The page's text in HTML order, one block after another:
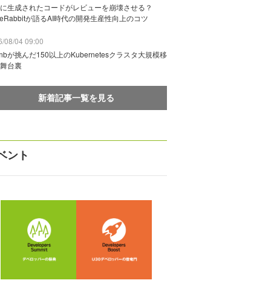
生成されたコードがレビューを崩壊させる？
が語るAI時代の開発生産性向上のコツ
08/04 09:00
が挑んだ150以上のKubernetesクラスタ大規模移
台裏
新着記事一覧を見る
ント